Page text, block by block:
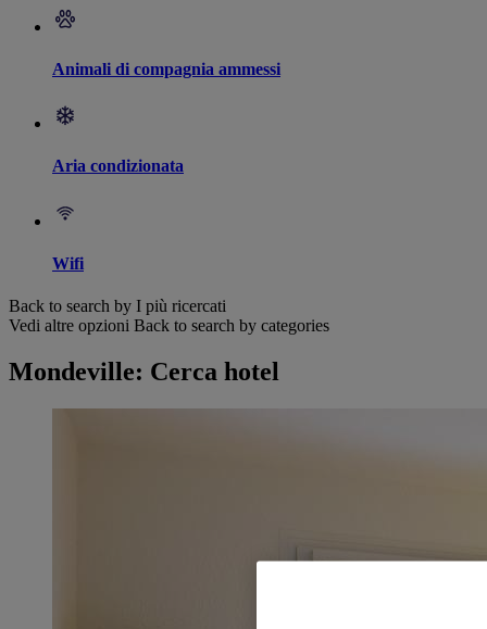
Animali di compagnia ammessi
Aria condizionata
Wifi
Back to search by I più ricercati
Vedi altre opzioni Back to search by categories
Mondeville: Cerca hotel